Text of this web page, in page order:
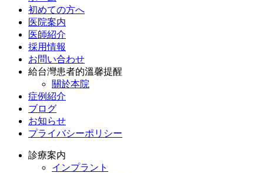
初めての方へ
医院案内
医師紹介
採用情報
お問い合わせ
給台灣患者的溫馨提醒
關於本院
症例紹介
ブログ
お知らせ
プライバシーポリシー
診療案内
インプラント